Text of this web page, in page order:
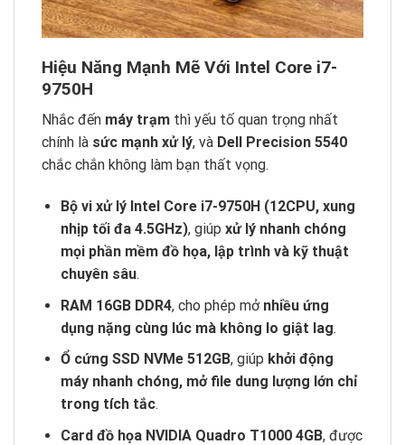
Hiệu Năng Mạnh Mẽ Với Intel Core i7-
9750H
Nhắc đến máy trạm thì yếu tố quan trọng nhất
chính là sức mạnh xử lý, và Dell Precision 5540
chắc chắn không làm bạn thất vọng.
Bộ vi xử lý Intel Core i7-9750H (12CPU, xung
nhịp tối đa 4.5GHz), giúp xử lý nhanh chóng
mọi phần mềm đồ họa, lập trình và kỹ thuật
chuyên sâu.
RAM 16GB DDR4, cho phép mở nhiều ứng
dụng nặng cùng lúc mà không lo giật lag.
Ổ cứng SSD NVMe 512GB, giúp khởi động
máy nhanh chóng, mở file dung lượng lớn chỉ
trong tích tắc.
Card đồ họa NVIDIA Quadro T1000 4GB, được